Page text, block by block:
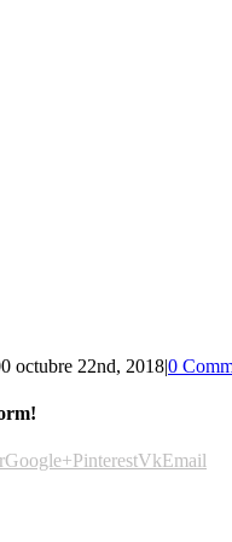
octubre 22nd, 2018|0
Google+PinterestVkEmail